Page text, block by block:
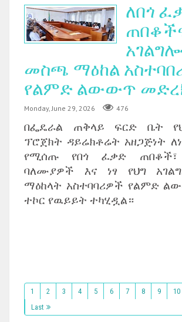
ለበጎ
መስጫ ማዕከል
የልምድ ልውውጥ
Monday, June 29, 2026 476
በፌዴራል ጠቅላይ ፍርድ ቤት
ፕሮጀክት ዳይሬክቶሬት አዘጋጅነት
የሚሰጡ የበጎ ፈቃድ ጠበቆች፣
ባለሙያዎች እና ነፃ የህግ
ማዕከላት አስተባባሪዎች የልምድ
ተኮር የዉይይት ተካሂዷል።
1 2 3 4 5 6 7 8 9 10
Last